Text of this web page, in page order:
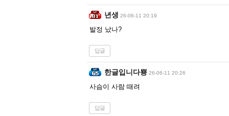
년생 26-06-11 20:19
발정 났나?
답글
한글입니다뿅 26-06-11 20:26
사슴이 사람 때려
답글